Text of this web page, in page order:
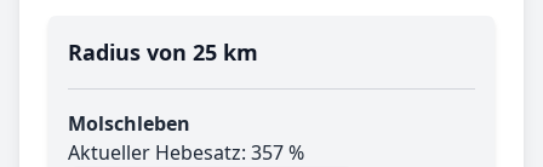
Radius von 25 km
Molschleben
Aktueller Hebesatz: 357 %